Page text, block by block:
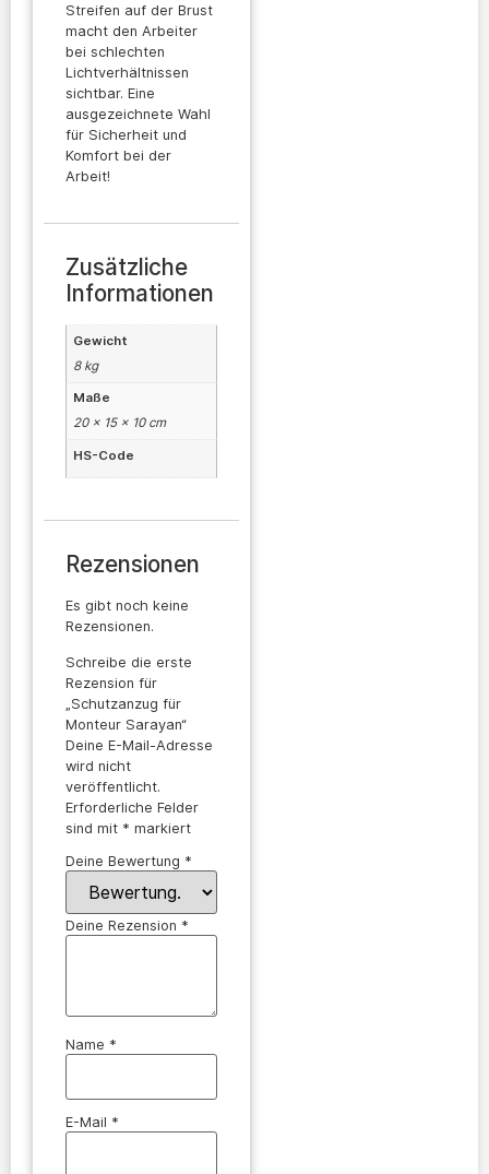
Streifen auf der Brust
macht den Arbeiter
bei schlechten
Lichtverhältnissen
sichtbar. Eine
ausgezeichnete Wahl
für Sicherheit und
Komfort bei der
Arbeit!
Zusätzliche
Informationen
Gewicht
8 kg
Maße
20 × 15 × 10 cm
HS-Code
Rezensionen
Es gibt noch keine
Rezensionen.
Schreibe die erste
Rezension für
„Schutzanzug für
Monteur Sarayan“
Deine E-Mail-Adresse
wird nicht
veröffentlicht.
Erforderliche Felder
sind mit * markiert
Deine Bewertung *
Deine Rezension *
Name *
E-Mail *